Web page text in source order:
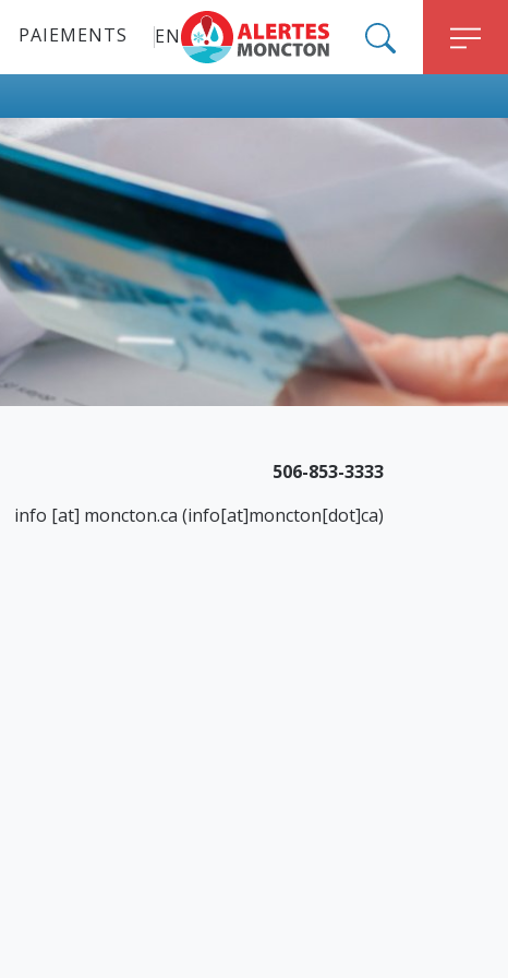
PAIEMENTS
EN
ALERT MONCTON
SEARCH
506-853-3333
info [at] moncton.ca (info[at]moncton[dot]ca)